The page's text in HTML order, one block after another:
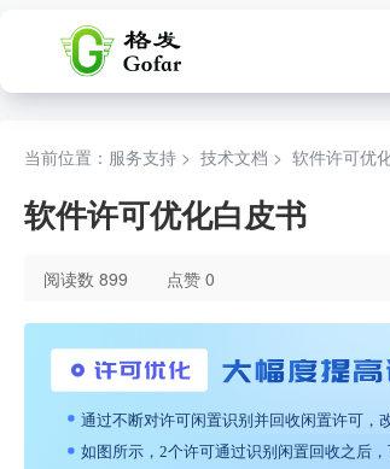
当前位置：服务支持 > 技术文档 > 软件许可优
软件许可优化白皮书
阅读数 899 点赞 0